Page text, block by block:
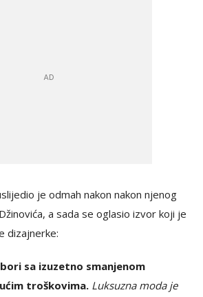
je odmah nakon nakon njenog
a sada se oglasio izvor koji je
dizajnerke:
sa izuzetno smanjenom
troškovima. Luksuzna moda je